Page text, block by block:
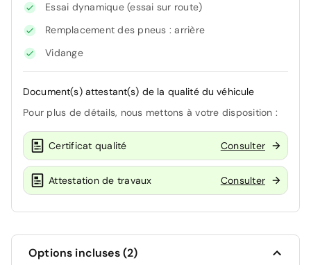
Essai dynamique (essai sur route)
Remplacement des pneus : arrière
Vidange
Document(s) attestant(s) de la qualité du véhicule
Pour plus de détails, nous mettons à votre disposition :
Certificat qualité Consulter
Attestation de travaux Consulter
Options incluses (2)